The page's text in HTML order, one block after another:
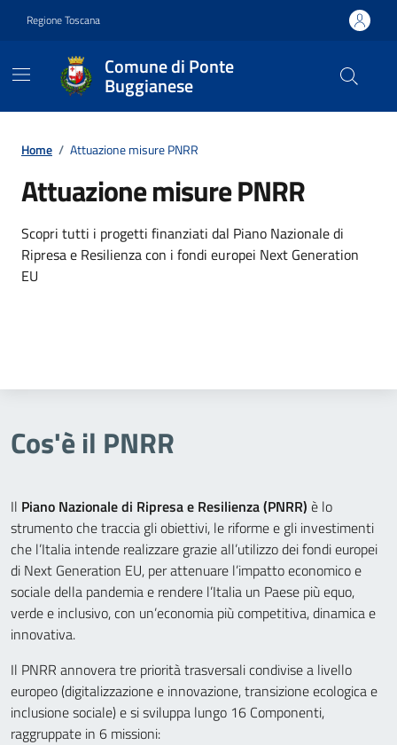
Regione Toscana
Comune di Ponte
Buggianese
Home / Attuazione misure PNRR
Attuazione misure PNRR
Scopri tutti i progetti finanziati dal Piano Nazionale di
Ripresa e Resilienza con i fondi europei Next Generation
EU
Cos'è il PNRR
Il Piano Nazionale di Ripresa e Resilienza (PNRR) è lo
strumento che traccia gli obiettivi, le riforme e gli investimenti
che l’Italia intende realizzare grazie all’utilizzo dei fondi europei
di Next Generation EU, per attenuare l’impatto economico e
sociale della pandemia e rendere l’Italia un Paese più equo,
verde e inclusivo, con un’economia più competitiva, dinamica e
innovativa.
Il PNRR annovera tre priorità trasversali condivise a livello
europeo (digitalizzazione e innovazione, transizione ecologica e
inclusione sociale) e si sviluppa lungo 16 Componenti,
raggruppate in 6 missioni: